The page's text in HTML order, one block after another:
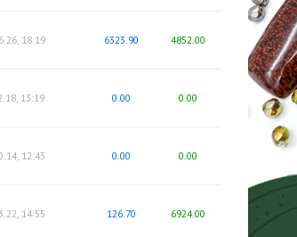
18:19 6323.90 4852.00
13:19 0.00 0.00
12:43 0.00 0.00
14:55 126.70 6924.00